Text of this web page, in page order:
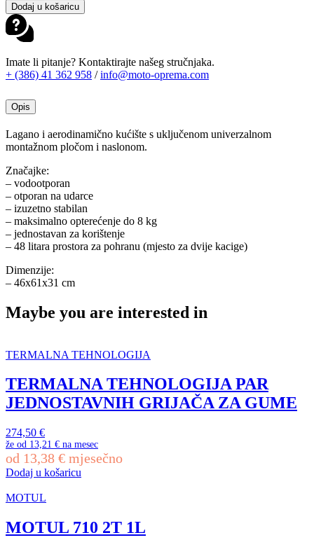
Dodaj u košaricu
Imate li pitanje? Kontaktirajte našeg stručnjaka.
+ (386) 41 362 958 /info@moto-oprema.com
Opis
Lagano i aerodinamično kućište s uključenom univerzalnom
montažnom pločom i naslonom.
Značajke:
– vodootporan
– otporan na udarce
– izuzetno stabilan
– maksimalno opterećenje do 8 kg
– jednostavan za korištenje
– 48 litara prostora za pohranu (mjesto za dvije kacige)
Dimenzije:
– 46x61x31 cm
Maybe you are interested in
TERMALNA TEHNOLOGIJA
TERMALNA TEHNOLOGIJA PAR
JEDNOSTAVNIH GRIJAČA ZA GUME
274,50 €
že od 13,21 € na mesec
od 13,38 € mjesečno
Dodaj u košaricu
MOTUL
MOTUL 710 2T 1L